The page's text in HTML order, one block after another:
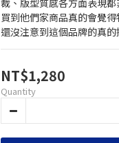
裁、版型質感各方面表現
買到他們家商品真的會覺得
還沒注意到這個品牌的真的
NT$1,280
Quantity